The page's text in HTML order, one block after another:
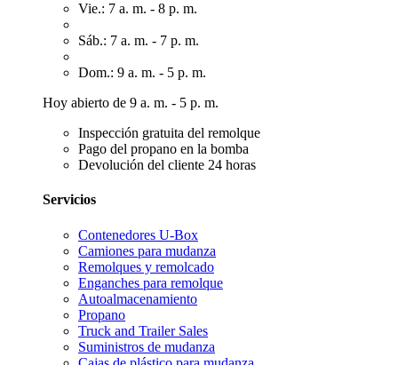
Vie.: 7 a. m. - 8 p. m.
Sáb.: 7 a. m. - 7 p. m.
Dom.: 9 a. m. - 5 p. m.
Hoy abierto de 9 a. m. - 5 p. m.
Inspección gratuita del remolque
Pago del propano en la bomba
Devolución del cliente 24 horas
Servicios
Contenedores U-Box
Camiones para mudanza
Remolques y remolcado
Enganches para remolque
Autoalmacenamiento
Propano
Truck and Trailer Sales
Suministros de mudanza